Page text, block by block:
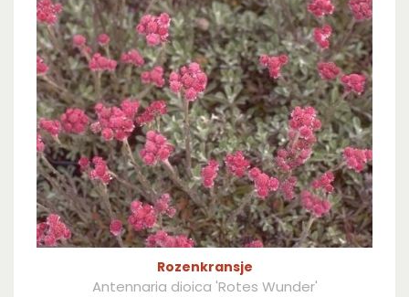
Rozenkransje
Antennaria dioica 'Rotes Wunder'